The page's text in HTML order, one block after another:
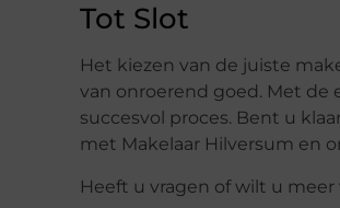
Tot Slot
Het kiezen van de juiste
van onroerend goed. Met de
succesvol proces. Bent u
met Makelaar Hilversum en
Heeft u vragen of wilt u